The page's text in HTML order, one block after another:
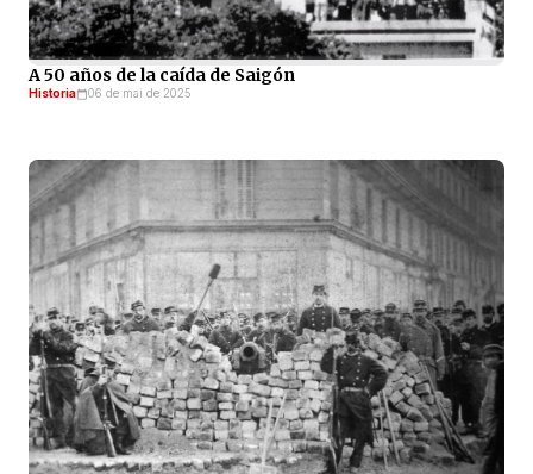
A 50 años de la caída de Saigón
Historia 06 de mai de 2025